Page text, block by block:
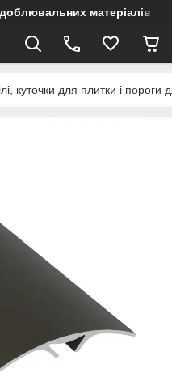
матеріалів
куточки для плитки і пороги